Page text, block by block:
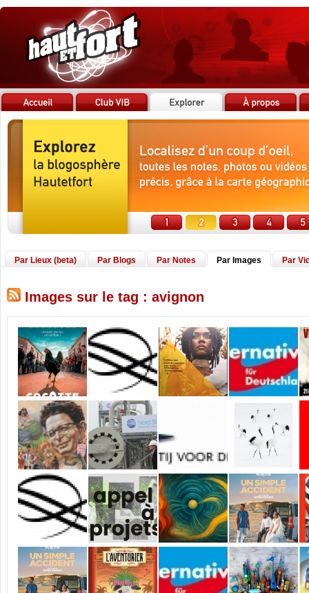
Par Lieux (beta) Par Blogs Par Notes Par Images Par
Images sur le tag : avignon